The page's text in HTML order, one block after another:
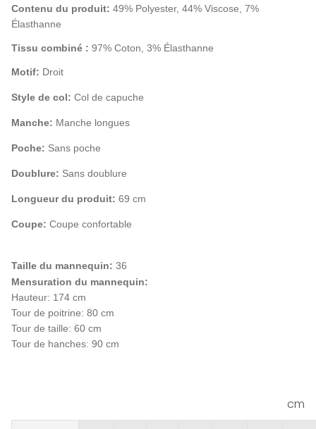
Contenu du produit: 49% Polyester, 44% Viscose, 7%
Élasthanne
Tissu combiné : 97% Coton, 3% Élasthanne
Motif: Droit
Style de col: Col de capuche
Manche: Manche longues
Poche: Sans poche
Doublure: Sans doublure
Longueur du produit: 69 cm
Coupe: Coupe confortable
Taille du mannequin: 36
Mensuration du mannequin:
Hauteur: 174 cm
Tour de poitrine: 80 cm
Tour de taille: 60 cm
Tour de hanches: 90 cm
cm